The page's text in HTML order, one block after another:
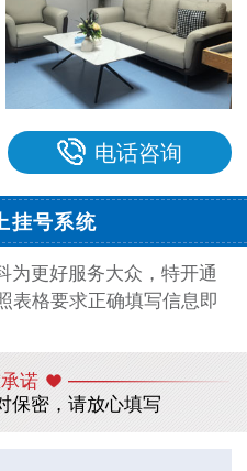
电话咨询
挂号系统
为更好服务大众，特开通
表格要求正确填写信息即
诺
保密，请放心填写